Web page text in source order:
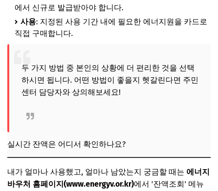
에서 신규로 발급받아야 합니다.
사용: 지정된 사용 기간 내에 필요한 에너지원을 카드로
직접 구매합니다.
두 가지 방법 중 본인의 상황에 더 편리한 것을 선택
하시면 됩니다. 어떤 방법이 좋을지 헷갈린다면 주민
센터 담당자와 상의해보세요!
실시간 잔액은 어디서 확인하나요?
내가 얼마나 사용했고, 얼마나 남았는지 궁금할 때는 에너지
바우처 홈페이지(www.energyv.or.kr)에서 '잔액조회' 메뉴